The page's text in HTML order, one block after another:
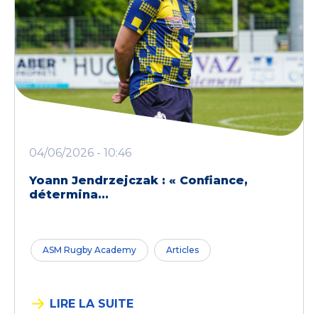
04/06/2026 - 10:46
Yoann Jendrzejczak : « Confiance,
détermina...
ASM Rugby Academy Articles
LIRE LA SUITE